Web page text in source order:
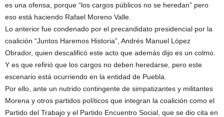
es una ofensa, porque “los cargos públicos no se heredan” pero
eso está haciendo Rafael Moreno Valle.
Lo anterior fue condenado por el precandidato presidencial por la
coalición “Juntos Haremos Historia”, Andrés Manuel López
Obrador, quien descalificó este acto que además dijo es un colmo.
Y es que refirió que los cargos no deben heredarse, pero este
escenario está ocurriendo en la entidad de Puebla.
Por ello, ante un nutrido contingente de simpatizantes y militantes
Morena y otros partidos políticos que integran la coalición como el
Partido del Trabajo y el Partido Encuentro Social, que se dio cita en